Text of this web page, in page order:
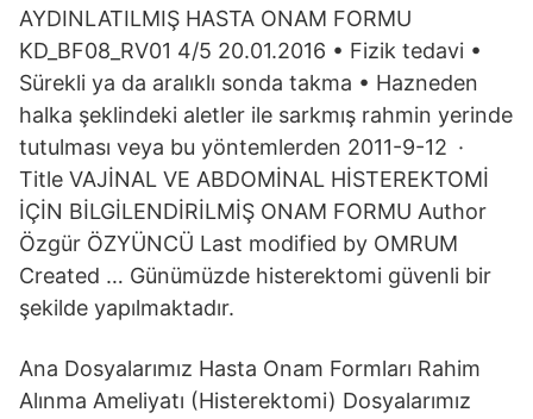
AYDINLATILMIŞ HASTA ONAM FORMU
KD_BF08_RV01 4/5 20.01.2016 • Fizik tedavi •
Sürekli ya da aralıklı sonda takma • Hazneden
halka şeklindeki aletler ile sarkmış rahmin yerinde
tutulması veya bu yöntemlerden 2011-9-12 ·
Title VAJİNAL VE ABDOMİNAL HİSTEREKTOMİ
İÇİN BİLGİLENDİRİLMİŞ ONAM FORMU Author
Özgür ÖZYÜNCÜ Last modified by OMRUM
Created … Günümüzde histerektomi güvenli bir
şekilde yapılmaktadır.
Ana Dosyalarımız Hasta Onam Formları Rahim
Alınma Ameliyatı (Histerektomi) Dosyalarımız